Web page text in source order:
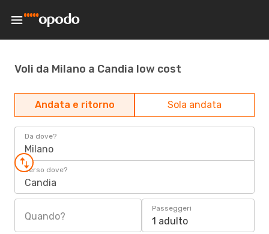
Voli da Milano a Candia low cost
Andata e ritorno Sola andata
Da dove?
Milano
Verso dove?
Candia
Quando?
Passeggeri
1 adulto